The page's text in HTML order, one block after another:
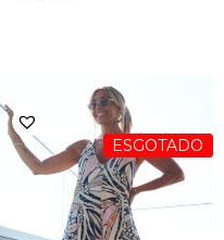
ESGOTADO